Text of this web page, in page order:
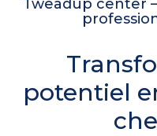
Tweadup center
potentiel